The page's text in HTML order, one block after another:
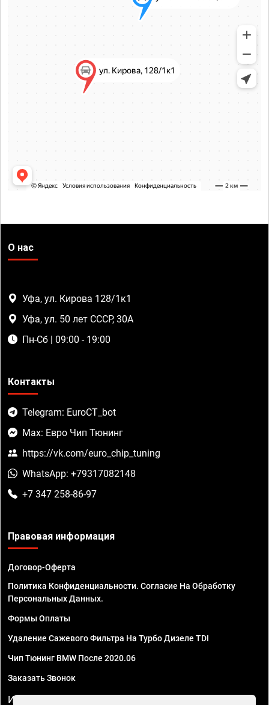
О нас
Уфа, ул. Кирова 128/1к1
Уфа, ул. 50 лет СССР, 30А
Пн-Сб | 09:00 - 19:00
Контакты
Telegram: EuroCT_bot
Max: Евро Чип Тюнинг
https://vk.com/euro_chip_tuning
WhatsApp: +79317082148
+7 347 258-86-97
Правовая информация
Договор-Оферта
Политика Конфиденциальности. Согласие На Обработку
Персональных Данных.
Формы Оплаты
Удаление Сажевого Фильтра На Турбо Дизеле TDI
Чип Тюнинг BMW После 2020.06
Заказать Звонок
ИП Смирнов Георгий Павлович. ИНН 781302555843,